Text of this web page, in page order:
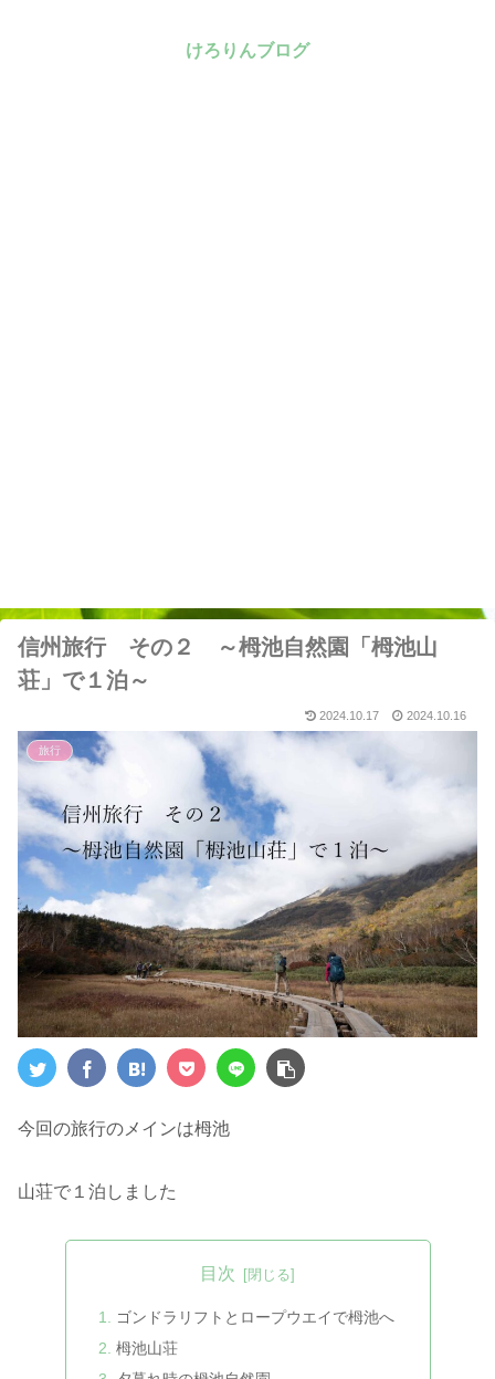
けろりんブログ
信州旅行 その２ ～栂池自然園「栂池山
荘」で１泊～
2024.10.17 2024.10.16
旅行
今回の旅行のメインは栂池
山荘で１泊しました
目次
ゴンドラリフトとロープウエイで栂池へ
栂池山荘